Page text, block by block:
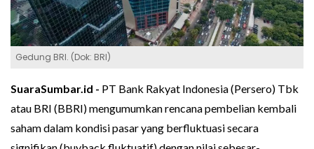
Gedung BRI. (Dok: BRI)
SuaraSumbar.id - PT Bank Rakyat Indonesia (Persero) Tbk
atau BRI (BBRI) mengumumkan rencana pembelian kembali
saham dalam kondisi pasar yang berfluktuasi secara